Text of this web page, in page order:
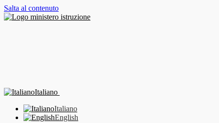
Salta al contenuto
Italiano
Italiano
English